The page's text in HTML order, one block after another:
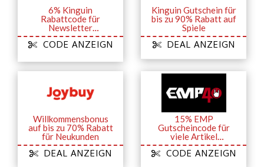
6% Kinguin
Rabattcode für
Newsletter
Anmeldung sich
sichern
CODE ANZEIGN
Kinguin Gutschein für
bis zu 90% Rabatt auf
Spiele
DEAL ANZEIGN
Willkommensbonus
auf bis zu 70% Rabatt
für Neukunden
DEAL ANZEIGN
15% EMP
Gutscheincode für
viele Artikel
(Backstage Club)
CODE ANZEIGN